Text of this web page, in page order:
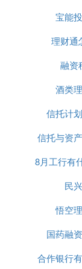
CEO的郝闯
剑清华毕业，
传永，先后在
关工作，深
难得。
在产业认知方
业发展有了第
发展大势，也
的“产品化融
宝能
理财通
融资
酒类
信托计
信托与资
8月工行有
民
悟空
国药融
合作银行